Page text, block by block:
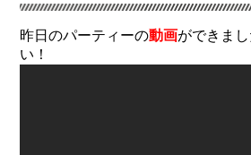
昨日のパーティーの動画ができま
い！